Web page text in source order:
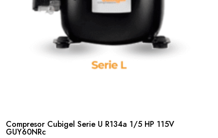
Compresor Cubigel Serie U R134a 1/5 HP 115V
GUY60NRc